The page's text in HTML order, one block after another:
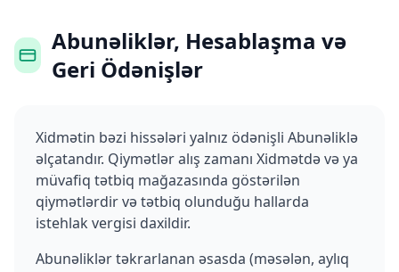
Abunəliklər, Hesablaşma və
Geri Ödənişlər
Xidmətin bəzi hissələri yalnız ödənişli Abunəliklə
əlçatandır. Qiymətlər alış zamanı Xidmətdə və ya
müvafiq tətbiq mağazasında göstərilən
qiymətlərdir və tətbiq olunduğu hallarda
istehlak vergisi daxildir.
Abunəliklər təkrarlanan əsasda (məsələn, aylıq